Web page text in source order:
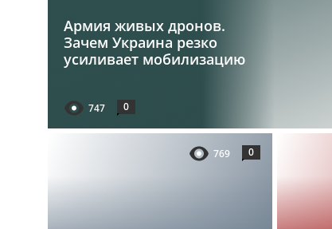
Армия живых дронов.
Зачем Украина резко
усиливает мобилизацию
747 0
769 0